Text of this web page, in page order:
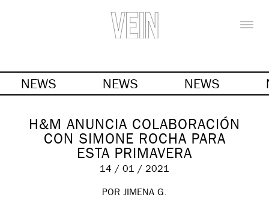
NEWS NEWS NEWS
H&M ANUNCIA COLABORACIÓN
CON SIMONE ROCHA PARA
ESTA PRIMAVERA
14 / 01 / 2021
POR JIMENA G.